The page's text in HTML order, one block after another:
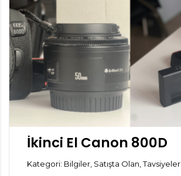
İkinci El Canon 800D
Kategori: Bilgiler, Satışta Olan, Tavsiyeler